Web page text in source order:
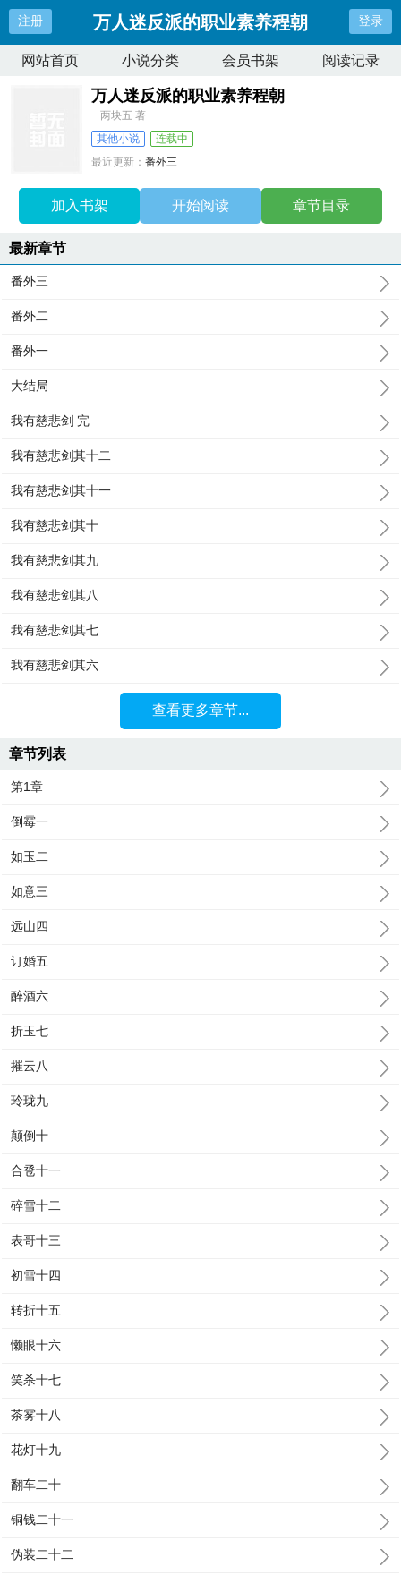
注册 万人迷反派的职业素养程朝 登录
网站首页 小说分类 会员书架 阅读记录
万人迷反派的职业素养程朝
两块五 著
其他小说
连载中
最近更新：番外三
加入书架 开始阅读 章节目录
最新章节
番外三
番外二
番外一
大结局
我有慈悲剑 完
我有慈悲剑其十二
我有慈悲剑其十一
我有慈悲剑其十
我有慈悲剑其九
我有慈悲剑其八
我有慈悲剑其七
我有慈悲剑其六
查看更多章节...
章节列表
第1章
倒霉一
如玉二
如意三
远山四
订婚五
醉酒六
折玉七
摧云八
玲珑九
颠倒十
合卺十一
碎雪十二
表哥十三
初雪十四
转折十五
懒眼十六
笑杀十七
茶雾十八
花灯十九
翻车二十
铜钱二十一
伪装二十二